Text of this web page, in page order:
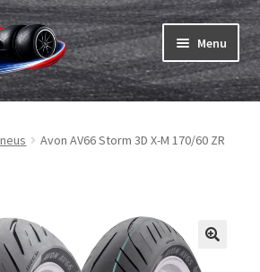
Menu
Ouvrir
menu
Ouvrir
menu
Avon AV66 Storm 3D X-M 170/60 ZR